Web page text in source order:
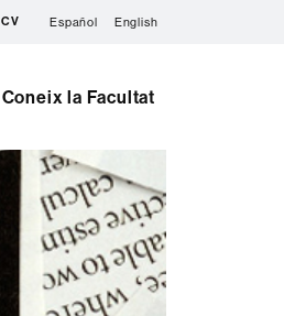
CV Español English
Coneix la Facultat